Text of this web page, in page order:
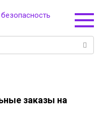
заказы на